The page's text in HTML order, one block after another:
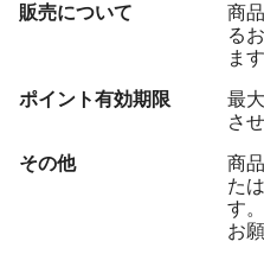
販売について
商
る
ます
ポイント有効期限
最
さ
その他
商
た
す
お